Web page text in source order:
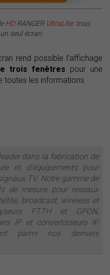
HDRANGER UltraLite: trois
seul écran
rend possible l’affichage
trois fenêtres pour une
toutes les informations.
dans la fabrication de
et d’équipements pour
TV. Notre gamme de
de mesure pour réseaux
broadcast, wireless et
FTTH et GPON,
IP et convertisseurs IP
parmi nos derniers